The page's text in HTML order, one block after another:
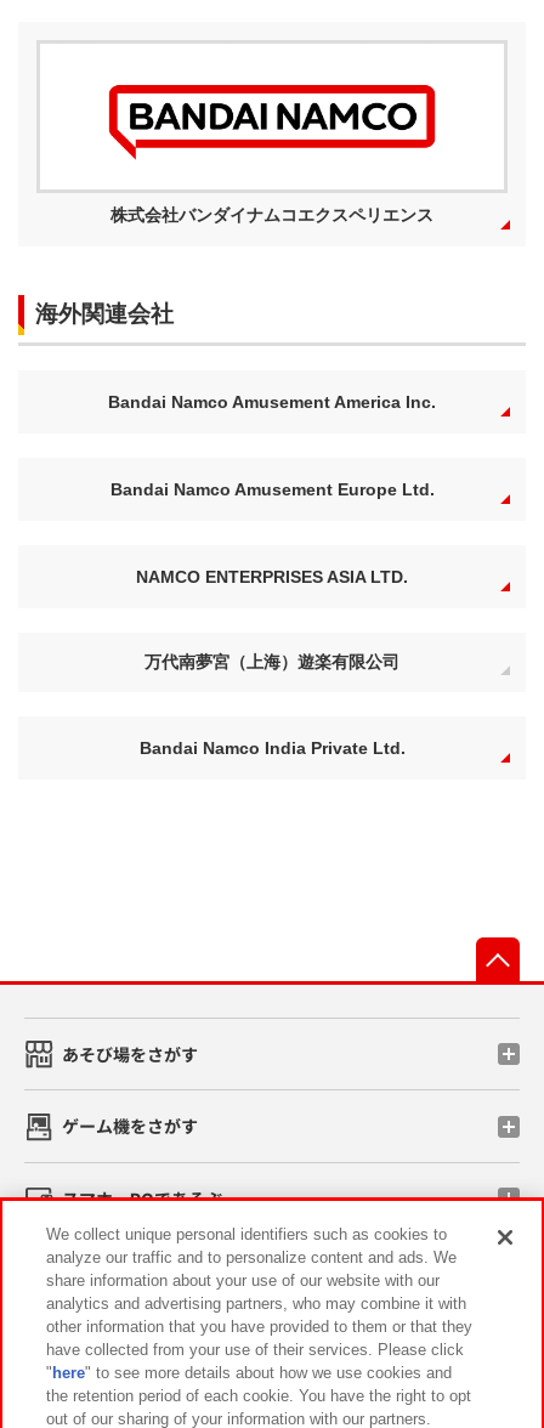
株式会社バンダイナムコエクスペリエンス
海外関連会社
Bandai Namco Amusement America Inc.
Bandai Namco Amusement Europe Ltd.
NAMCO ENTERPRISES ASIA LTD.
万代南夢宮（上海）遊楽有限公司
Bandai Namco India Private Ltd.
あそび場をさがす
ゲーム機をさがす
スマホ・PCであそぶ
イベント・キャンペーン
関連会社 サステナビリティ サイトポリシー
We collect unique personal identifiers such as cookies to
analyze our traffic and to personalize content and ads. We
share information about your use of our website with our
analytics and advertising partners, who may combine it with
other information that you have provided to them or that they
have collected from your use of their services. Please click
" here" to see more details about how we use cookies and
the retention period of each cookie. You have the right to opt
out of our sharing of your information with our partners.